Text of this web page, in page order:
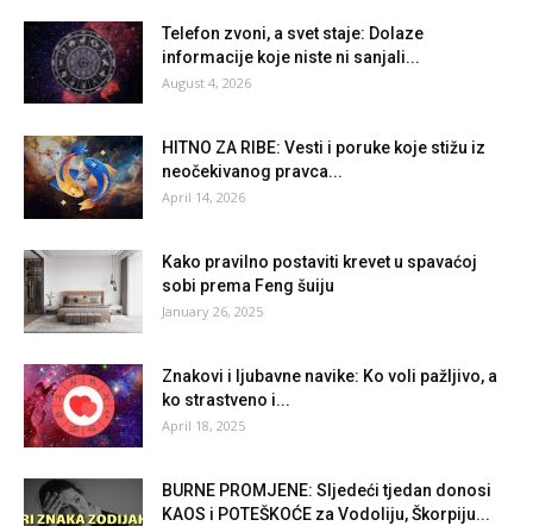
Telefon zvoni, a svet staje: Dolaze
informacije koje niste ni sanjali...
August 4, 2026
HITNO ZA RIBE: Vesti i poruke koje stižu iz
neočekivanog pravca...
April 14, 2026
Kako pravilno postaviti krevet u spavaćoj
sobi prema Feng šuiju
January 26, 2025
Znakovi i ljubavne navike: Ko voli pažljivo, a
ko strastveno i...
April 18, 2025
BURNE PROMJENE: Sljedeći tjedan donosi
KAOS i POTEŠKOĆE za Vodoliju, Škorpiju...